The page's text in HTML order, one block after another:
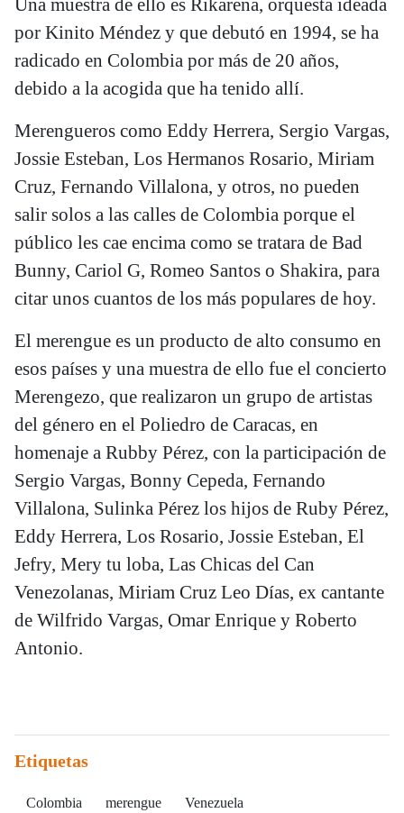
por Kinito Méndez y que debutó en 1994, se ha
radicado en Colombia por más de 20 años,
debido a la acogida que ha tenido allí.
Merengueros como Eddy Herrera, Sergio Vargas,
Jossie Esteban, Los Hermanos Rosario, Miriam
Cruz, Fernando Villalona, y otros, no pueden
salir solos a las calles de Colombia porque el
público les cae encima como se tratara de Bad
Bunny, Cariol G, Romeo Santos o Shakira, para
citar unos cuantos de los más populares de hoy.
El merengue es un producto de alto consumo en
esos países y una muestra de ello fue el concierto
Merengezo, que realizaron un grupo de artistas
del género en el Poliedro de Caracas, en
homenaje a Rubby Pérez, con la participación de
Sergio Vargas, Bonny Cepeda, Fernando
Villalona, Sulinka Pérez los hijos de Ruby Pérez,
Eddy Herrera, Los Rosario, Jossie Esteban, El
Jefry, Mery tu loba, Las Chicas del Can
Venezolanas, Miriam Cruz Leo Días, ex cantante
de Wilfrido Vargas, Omar Enrique y Roberto
Antonio.
Etiquetas
Colombia merengue Venezuela